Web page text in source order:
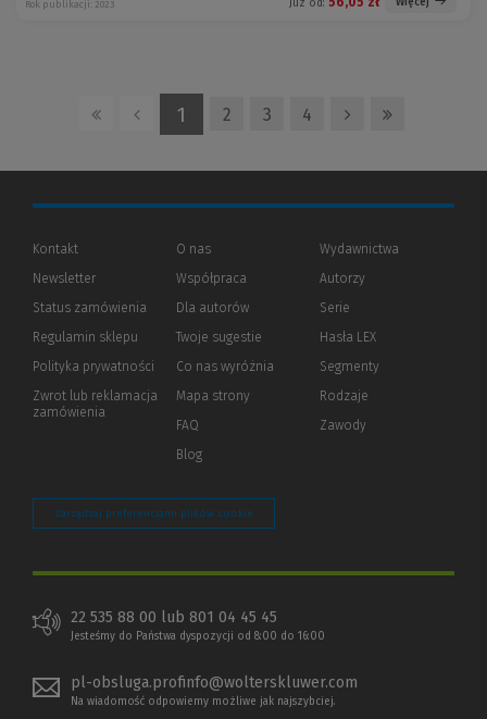
Już od:
Rok publikacji: 2023
1 2 3 4
Kontakt
Newsletter
Status zamówienia
Regulamin sklepu
Polityka prywatności (Nowe
(Link
innej
Zwrot lub reklamacja
zamówienia
O nas
Współpraca
Dla autorów(Nowe
(Link
innej
strony)
Twoje sugestie
Co nas wyróżnia
Mapa strony
FAQ
Blog
Wydawnictwa
Autorzy
Serie
Hasła LEX
Segmenty
Rodzaje
Zawody
Zarządzaj preferencjami plików cookie
22 535 88 00 lub 801 04 45 45
Jesteśmy do Państwa dyspozycji od 8:00 do 16:00
pl-obsluga.profinfo@wolterskluwer.com
Na wiadomość odpowiemy możliwe jak najszybciej.